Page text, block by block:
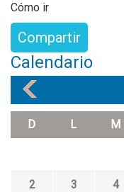
Cómo ir
Compartir
Calendario
D L M
2 3 4